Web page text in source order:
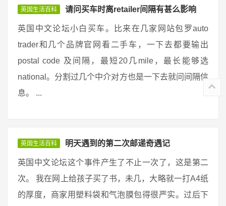
英国生活百科 请问买车时离retailer间隔有甚么影响
英国中文论坛小白买车。比来在几家网站包罗auto
trader和几个品牌官网看二手车，一下去都要输出
postal code 及间隔，最短20几mile，最长能够选
national。分割过几个中介对方也是一下去就问间隔信
息。 ...
英国生活百科 明天遇到的第二次邮递奇遇记
英国中文论坛这个事件产生了不止一次了，这是第二
次。 我在网上给孩子买了书，未几，大略就一打A4纸
的厚度，商家用塑料袋和气泡膜包得很严实。过后下